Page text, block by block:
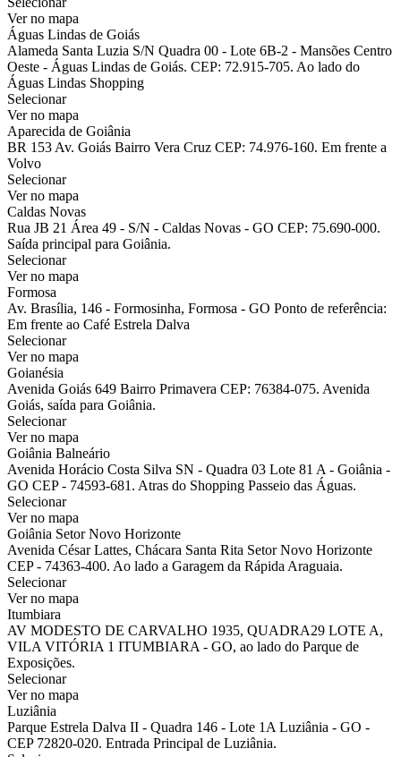
Ver no mapa
Águas Lindas de Goiás
Alameda Santa Luzia S/N Quadra 00 - Lote 6B-2 - Mansões Centro
Oeste - Águas Lindas de Goiás. CEP: 72.915-705. Ao lado do
Águas Lindas Shopping
Selecionar
Ver no mapa
Aparecida de Goiânia
BR 153 Av. Goiás Bairro Vera Cruz CEP: 74.976-160. Em frente a
Volvo
Selecionar
Ver no mapa
Caldas Novas
Rua JB 21 Área 49 - S/N - Caldas Novas - GO CEP: 75.690-000.
Saída principal para Goiânia.
Selecionar
Ver no mapa
Formosa
Av. Brasília, 146 - Formosinha, Formosa - GO Ponto de referência:
Em frente ao Café Estrela Dalva
Selecionar
Ver no mapa
Goianésia
Avenida Goiás 649 Bairro Primavera CEP: 76384-075. Avenida
Goiás, saída para Goiânia.
Selecionar
Ver no mapa
Goiânia Balneário
Avenida Horácio Costa Silva SN - Quadra 03 Lote 81 A - Goiânia -
GO CEP - 74593-681. Atras do Shopping Passeio das Águas.
Selecionar
Ver no mapa
Goiânia Setor Novo Horizonte
Avenida César Lattes, Chácara Santa Rita Setor Novo Horizonte
CEP - 74363-400. Ao lado a Garagem da Rápida Araguaia.
Selecionar
Ver no mapa
Itumbiara
AV MODESTO DE CARVALHO 1935, QUADRA29 LOTE A,
VILA VITÓRIA 1 ITUMBIARA - GO, ao lado do Parque de
Exposições.
Selecionar
Ver no mapa
Luziânia
Parque Estrela Dalva II - Quadra 146 - Lote 1A Luziânia - GO -
CEP 72820-020. Entrada Principal de Luziânia.